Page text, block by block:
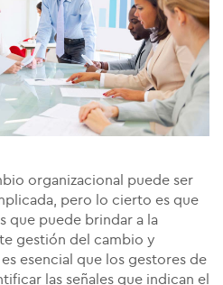
organizacional puede ser
pero lo cierto es que
que puede brindar a la
gestión del cambio y
esencial que los gestores de
las señales que indican el